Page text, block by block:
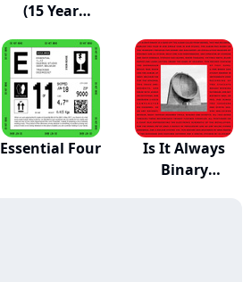
(15 Year
Essential Four
Is It Always
Binary